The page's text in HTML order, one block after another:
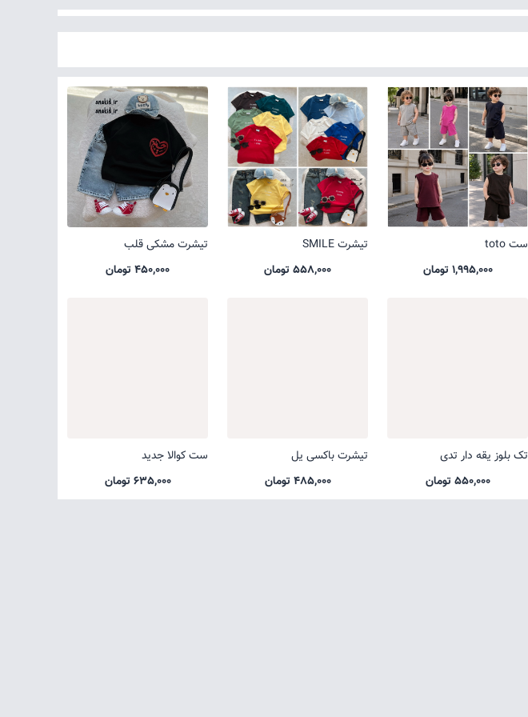
ست toto
1,995,000 تومان
تیشرت SMILE
558,000 تومان
تیشرت مشکی قلب
450,000 تومان
تک بلوز یقه دار تدی
550,000 تومان
تیشرت باکسی یل
485,000 تومان
ست کوالا جدید
635,000 تومان